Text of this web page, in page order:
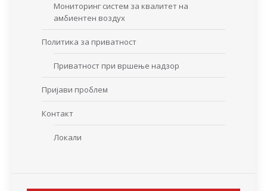
Мониторинг систем за квалитет на
амбиентен воздух
Политика за приватност
Приватност при вршење надзор
Пријави проблем
Контакт
Локали